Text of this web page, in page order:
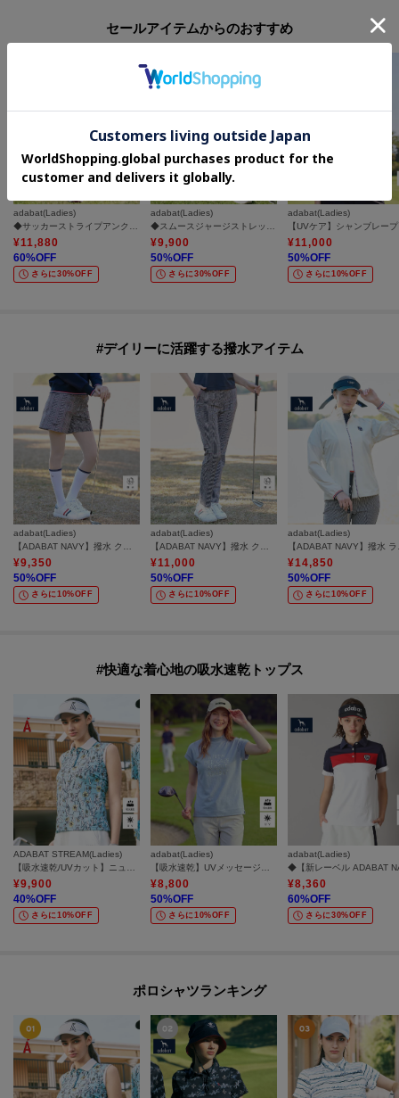
セールアイテムからのおすすめ
adabat(Ladies)
¥11,880
60%OFF
さらに30%OFF
adabat(Ladies)
¥9,900
50%OFF
さらに30%OFF
adabat(Ladies)
¥11,000
50%OFF
さらに10%OFF
#デイリーに活躍する撥水アイテム
adabat(Ladies)
【ADABAT NAVY】撥水 クールチェックプリントキュロット
¥9,350
50%OFF
さらに10%OFF
adabat(Ladies)
【ADABAT NAVY】撥水 クールチェックプリントテーパードパンツ
¥11,000
50%OFF
さらに10%OFF
adabat(Ladies)
【
¥14,850
50%OFF
さらに10%OFF
#快適な着心地の吸水速乾トップス
ADABAT STREAM(Ladies)
¥9,900
40%OFF
さらに10%OFF
adabat(Ladies)
¥8,800
50%OFF
さらに10%OFF
adabat(Ladies)
¥8,360
60%OFF
さらに30%OFF
ポロシャツランキング